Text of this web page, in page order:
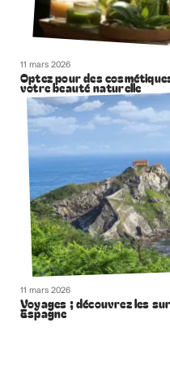
11 mars 2026
Optez pour des
votre beauté naturelle
11 mars 2026
Voyages ; découvrez les
Espagne